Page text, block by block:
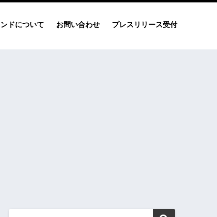
ドについて お問い合わせ プレスリリース受付